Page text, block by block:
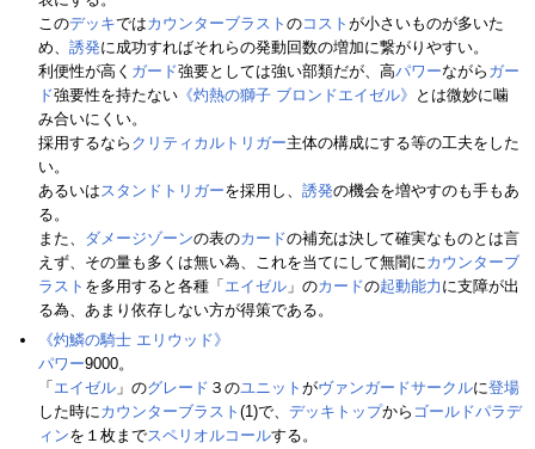
このデッキではカウンターブラスト のコスト が小さいものが多いた
め、 誘発に成功すればそれらの発動回数の増加に繋がりやすい。
利便性が高く ガード強要としては強い部類だが、高パワーながら ガー
ド強要性を持たない 《灼熱の獅子 ブロンドエイゼル》 とは微妙に噛
み合いにくい。
採用するなら クリティカルトリガー主体の構成にする等の工夫をした
い。
あるいはスタンドトリガーを採用し、 誘発の機会を増やすのも手もあ
る。
また、 ダメージゾーンの表のカードの補充は決して確実なものとは言
えず、その量も多くは無い為、これを当てにして無闇にカウンターブ
ラスト を多用すると各種「 エイゼル 」のカードの起動能力 に支障が出
る為、あまり依存しない方が得策である。
《灼鱗の騎士 エリウッド》
パワー9000。
「 エイゼル 」のグレード ３のユニット がヴァンガードサークルに登場
した時にカウンターブラスト (1)で、 デッキトップから ゴールドパラデ
ィンを１枚までスペリオルコールする。